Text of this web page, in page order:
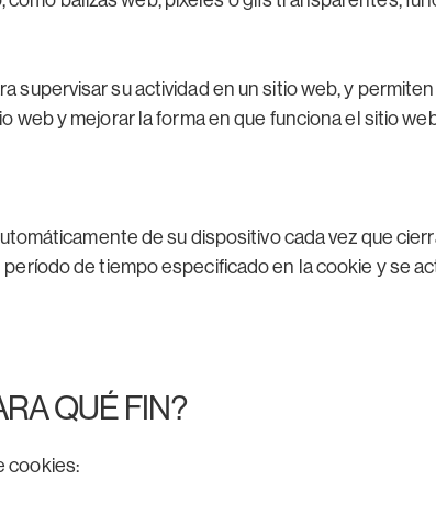
su actividad en un sitio web, y
y mejorar la forma en que funciona el sitio
de su dispositivo cada vez que
de tiempo especificado en la cookie y se
QUÉ FIN?
cookies: